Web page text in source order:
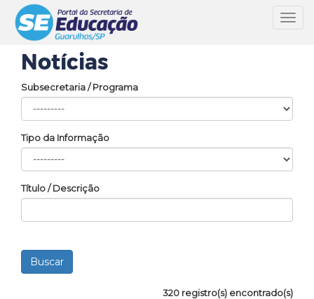
Notícias
Subsecretaria / Programa
Tipo da Informação
Título / Descrição
320 registro(s) encontrado(s)